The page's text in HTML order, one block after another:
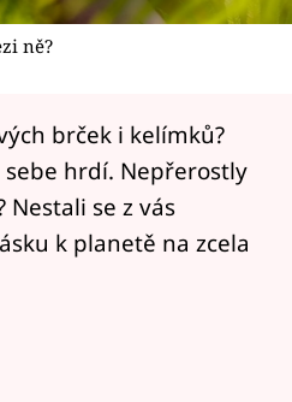
ně?
brček i kelímků?
hrdí. Nepřerostly
se z vás
k planetě na zcela